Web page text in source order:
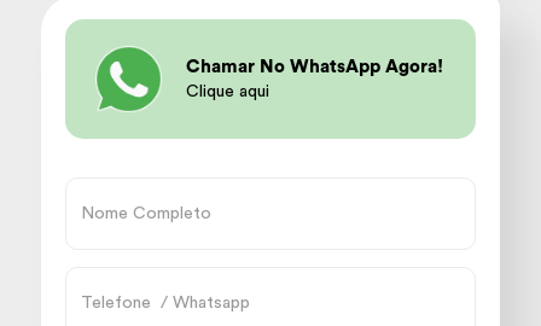
Chamar No WhatsApp Agora!
Clique aqui